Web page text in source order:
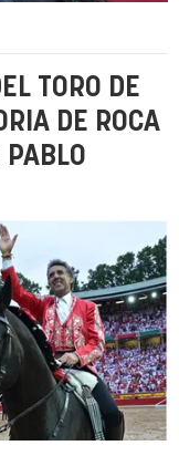
TORO DE
DE ROCA
PABLO